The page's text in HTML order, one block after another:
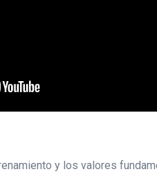
y los valores